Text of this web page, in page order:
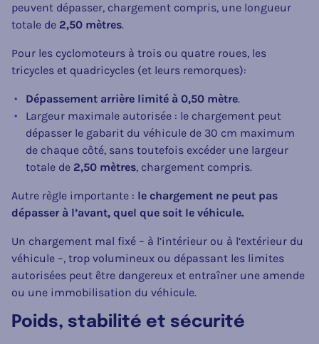
peuvent dépasser, chargement compris, une longueur
totale de 2,50 mètres.
Pour les cyclomoteurs à trois ou quatre roues, les
tricycles et quadricycles (et leurs remorques):
Dépassement arrière limité à 0,50 mètre.
Largeur maximale autorisée : le chargement peut
dépasser le gabarit du véhicule de 30 cm maximum
de chaque côté, sans toutefois excéder une largeur
totale de 2,50 mètres, chargement compris.
Autre règle importante : le chargement ne peut pas
dépasser à l’avant, quel que soit le véhicule.
Un chargement mal fixé – à l’intérieur ou à l’extérieur du
véhicule –, trop volumineux ou dépassant les limites
autorisées peut être dangereux et entraîner une amende
ou une immobilisation du véhicule.
Poids, stabilité et sécurité